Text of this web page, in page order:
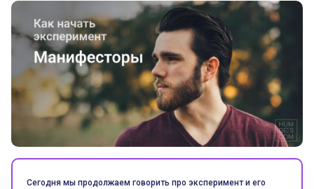
Сегодня мы продолжаем говорить про эксперимент и его